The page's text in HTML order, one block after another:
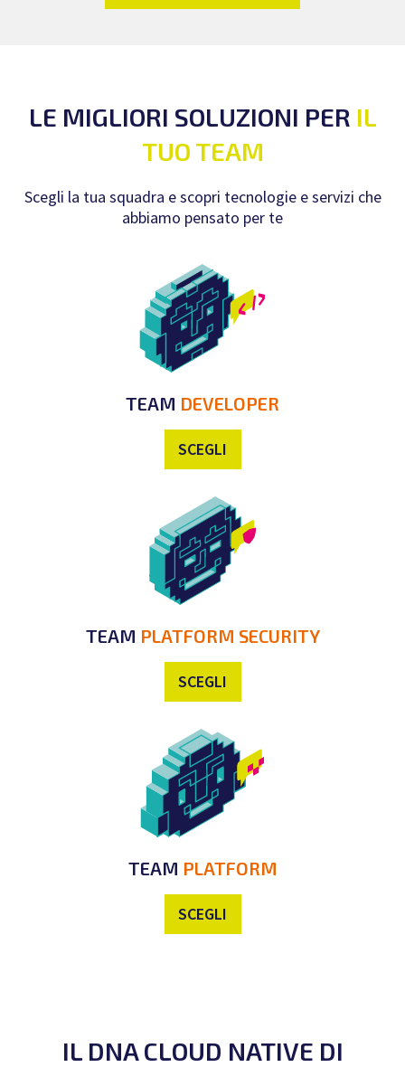
LE MIGLIORI SOLUZIONI PER IL
TUO TEAM
Scegli la tua squadra e scopri tecnologie e servizi che
abbiamo pensato per te
TEAM DEVELOPER
SCEGLI
TEAM PLATFORM SECURITY
SCEGLI
TEAM PLATFORM
SCEGLI
IL DNA CLOUD NATIVE DI